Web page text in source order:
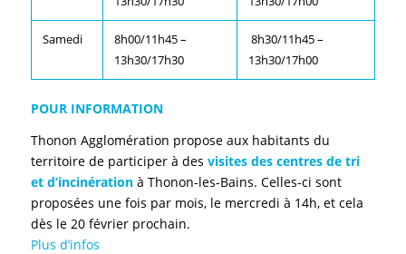
Samedi
8h00/11h45 –
13h30/17h30
8h30/11h45 –
13h30/17h00
POUR INFORMATION
Thonon Agglomération propose aux habitants du
territoire de participer à des visites des centres de tri
et d’incinérationà Thonon-les-Bains. Celles-ci sont
proposées une fois par mois, le mercredi à 14h, et cela
dès le 20 février prochain.
Plus d’infos